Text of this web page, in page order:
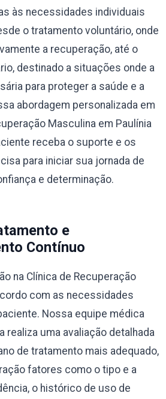
às necessidades individuais
o tratamento voluntário, onde
a recuperação, até o
destinado a situações onde a
para proteger a saúde e a
abordagem personalizada em
Masculina em Paulínia
receba o suporte e os
para iniciar sua jornada de
e determinação.
e
Contínuo
na Clínica de Recuperação
com as necessidades
Nossa equipe médica
realiza uma avaliação detalhada
de tratamento mais adequado,
fatores como o tipo e a
o histórico de uso de